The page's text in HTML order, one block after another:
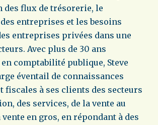
des flux de trésorerie, le
entreprises et les besoins
entreprises privées dans une
Avec plus de 30 ans
comptabilité publique, Steve
éventail de connaissances
fiscales à ses clients des secteurs
des services, de la vente au
en gros, en répondant à des